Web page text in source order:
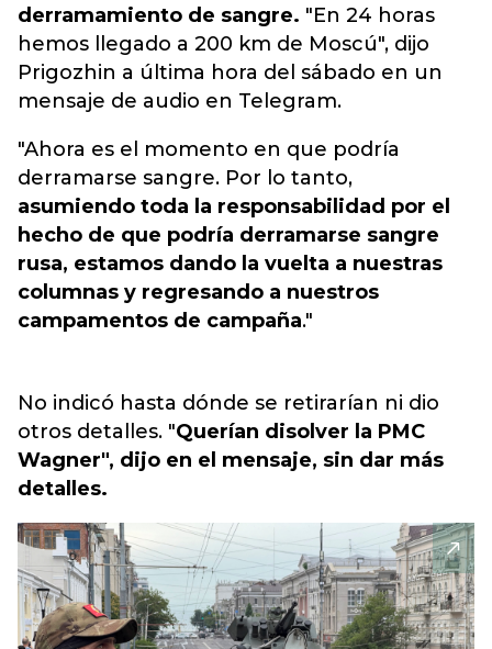
derramamiento de sangre. "En 24 horas
hemos llegado a 200 km de Moscú", dijo
Prigozhin a última hora del sábado en un
mensaje de audio en Telegram.
"Ahora es el momento en que podría
derramarse sangre. Por lo tanto,
asumiendo toda la responsabilidad por el
hecho de que podría derramarse sangre
rusa, estamos dando la vuelta a nuestras
columnas y regresando a nuestros
campamentos de campaña."
No indicó hasta dónde se retirarían ni dio
otros detalles. "Querían disolver la PMC
Wagner", dijo en el mensaje, sin dar más
detalles.